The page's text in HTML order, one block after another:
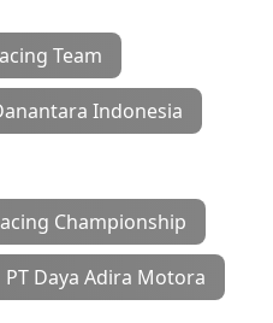
Team
Indonesia
Championship
PT Daya Adira Motora